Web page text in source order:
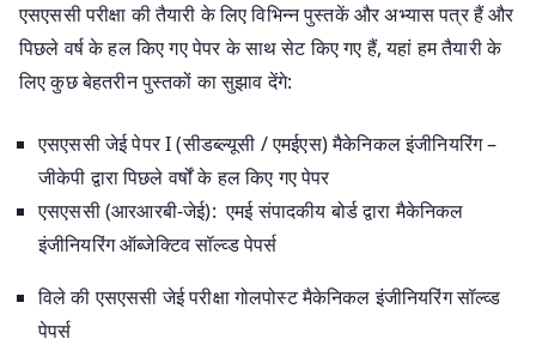
एसएससी परीक्षा की तैयारी के लिए विभिन्न पुस्तकें और अभ्यास पत्र हैं और
पिछले वर्ष के हल किए गए पेपर के साथ सेट किए गए हैं, यहां हम तैयारी के
लिए कुछ बेहतरीन पुस्तकों का सुझाव देंगे:
एसएससी जेई पेपर I (सीडब्ल्यूसी / एमईएस) मैकेनिकल इंजीनियरिंग –
जीकेपी द्वारा पिछले वर्षों के हल किए गए पेपर
एसएससी (आरआरबी-जेई): एमई संपादकीय बोर्ड द्वारा मैकेनिकल
इंजीनियरिंग ऑब्जेक्टिव सॉल्व्ड पेपर्स
विले की एसएससी जेई परीक्षा गोलपोस्ट मैकेनिकल इंजीनियरिंग सॉल्व्ड
पेपर्स